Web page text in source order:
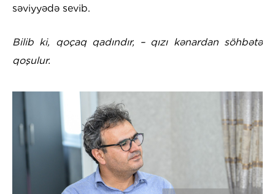
səviyyədə sevib.
Bilib ki, qoçaq qadındır, – qızı kənardan söhbətə
qoşulur.